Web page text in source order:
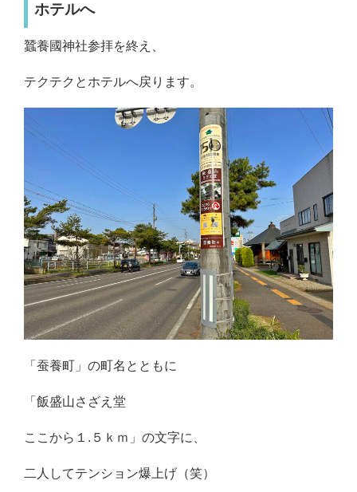
ホテルへ
蠶養國神社参拝を終え、
テクテクとホテルへ戻ります。
「蚕養町」の町名とともに
「飯盛山さざえ堂
ここから１.５ｋｍ」の文字に、
二人してテンション爆上げ（笑）